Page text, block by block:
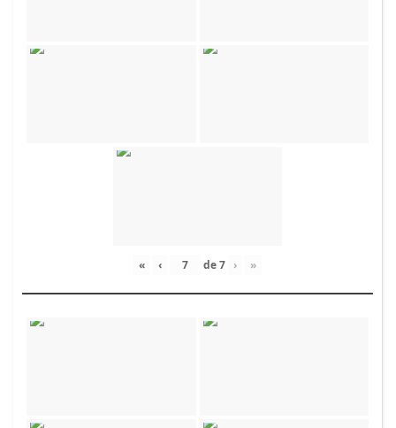
« ‹ de7 › »